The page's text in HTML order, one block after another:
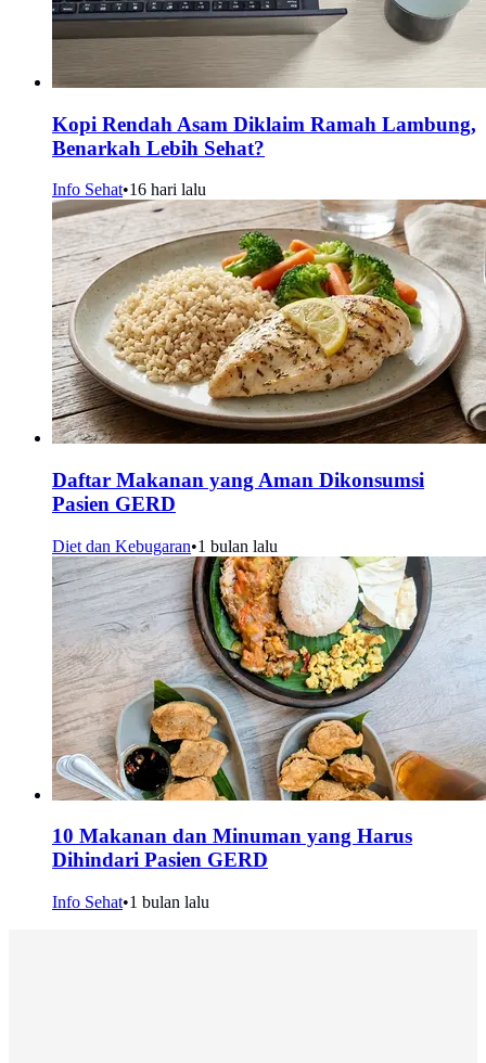
Kopi Rendah Asam Diklaim Ramah Lambung,
Benarkah Lebih Sehat?
Info Sehat•16 hari lalu
Daftar Makanan yang Aman Dikonsumsi
Pasien GERD
Diet dan Kebugaran•1 bulan lalu
10 Makanan dan Minuman yang Harus
Dihindari Pasien GERD
Info Sehat•1 bulan lalu